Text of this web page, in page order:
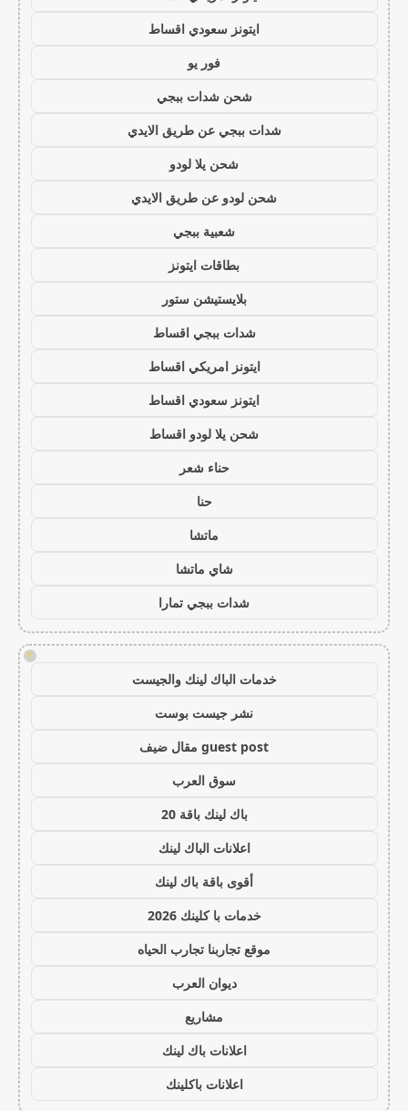
ايتونز سعودي اقساط
فور يو
شحن شدات ببجي
شدات ببجي عن طريق الايدي
شحن يلا لودو
شحن لودو عن طريق الايدي
شعبية ببجي
بطاقات ايتونز
بلايستيشن ستور
شدات ببجي اقساط
ايتونز امريكي اقساط
ايتونز سعودي اقساط
شحن يلا لودو اقساط
حناء شعر
حنا
ماتشا
شاي ماتشا
شدات ببجي تمارا
!
خدمات الباك لينك والجيست
نشر جيست بوست
guest post مقال ضيف
سوق العرب
باك لينك باقة 20
اعلانات الباك لينك
أقوى باقة باك لينك
خدمات با كلينك 2026
موقع تجاربنا تجارب الحياه
ديوان العرب
مشاريع
اعلانات باك لينك
اعلانات باكلينك